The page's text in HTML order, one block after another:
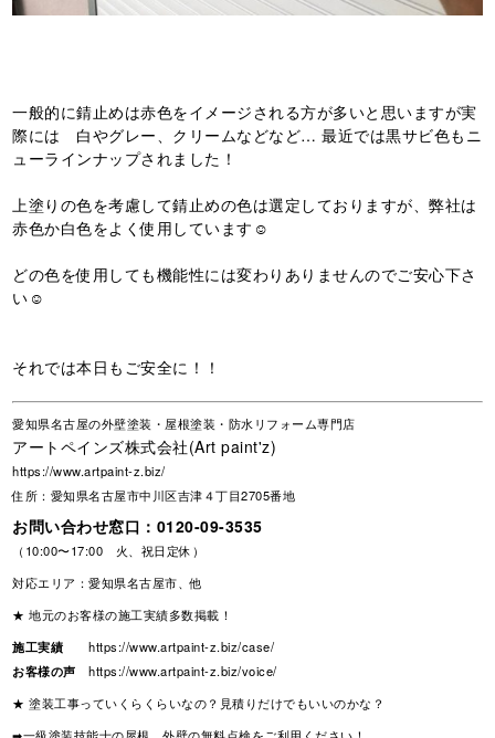
一般的に錆止めは赤色をイメージされる方が多いと思いますが実
際には 白やグレー、クリームなどなど… 最近では黒サビ色もニ
ューラインナップされました！
上塗りの色を考慮して錆止めの色は選定しておりますが、弊社は
赤色か白色をよく使用しています☺️
どの色を使用しても機能性には変わりありませんのでご安心下さ
い☺️
それでは本日もご安全に！！
愛知県名古屋の外壁塗装・屋根塗装・防水リフォーム専門店
アートペインズ株式会社(Art paint'z)
https://www.artpaint-z.biz/
住所：愛知県名古屋市中川区吉津４丁目2705番地
お問い合わせ窓口： 0120-09-3535
（10:00〜17:00 火、祝日定休）
対応エリア：愛知県名古屋市、他
★ 地元のお客様の施工実績多数掲載！
施工実績
https://www.artpaint-z.biz/case/
お客様の声
https://www.artpaint-z.biz/voice/
★ 塗装工事っていくらくらいなの？見積りだけでもいいのかな？